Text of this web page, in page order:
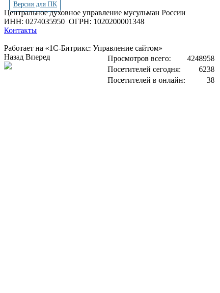
Версия для ПК
Центральное духовное управление мусульман России
ИНН: 0274035950 ОГРН: 1020200001348
Контакты
Работает на «1С-Битрикс: Управление сайтом»
Просмотров всего:
4248958
Посетителей сегодня:
6238
Посетителей в онлайн:
38
Назад Вперед